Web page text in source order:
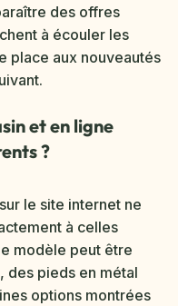
des offres
à écouler les
place aux nouveautés
et en ligne
?
le site internet ne
à celles
modèle peut être
des pieds en métal
options montrées